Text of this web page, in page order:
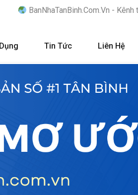
- Kênh thông tin số #1
Tin Tức Liên Hệ